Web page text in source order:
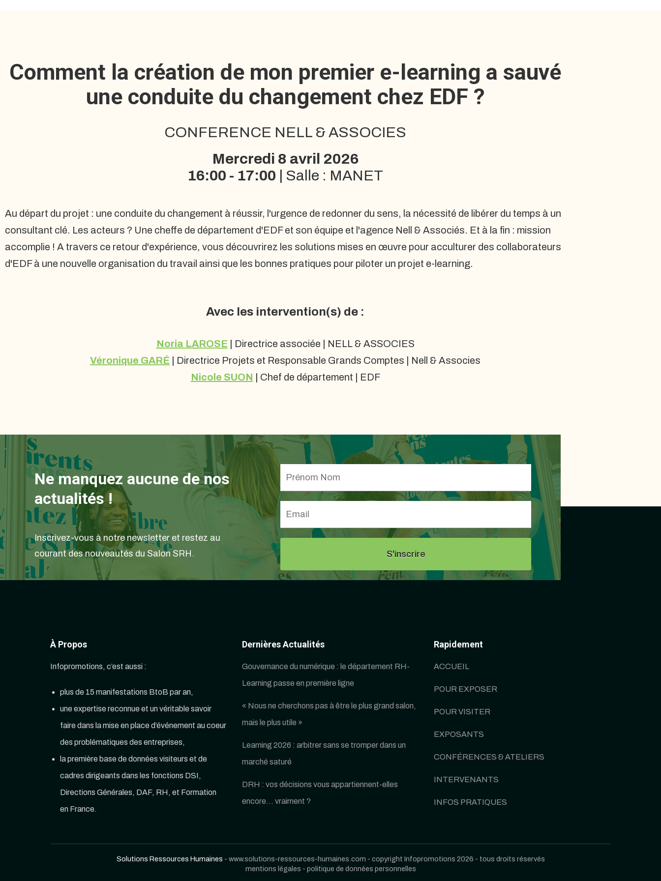
Comment la création de mon premier e-learning a sauvé
une conduite du changement chez EDF ?
CONFERENCE NELL & ASSOCIES
Mercredi 8 avril 2026
16:00 - 17:00 | Salle : MANET
Au départ du projet : une conduite du changement à réussir, l'urgence de redonner du sens, la nécessité de libérer du temps à un
consultant clé. Les acteurs ? Une cheffe de département d'EDF et son équipe et l'agence Nell & Associés. Et à la fin : mission
accomplie ! A travers ce retour d'expérience, vous découvrirez les solutions mises en œuvre pour acculturer des collaborateurs
d'EDF à une nouvelle organisation du travail ainsi que les bonnes pratiques pour piloter un projet e-learning.
Avec les intervention(s) de :
Noria LAROSE | Directrice associée | NELL & ASSOCIES
Véronique GARÉ | Directrice Projets et Responsable Grands Comptes | Nell & Associes
Nicole SUON | Chef de département | EDF
Ne manquez aucune de nos
actualités !
Inscrivez-vous à notre newsletter et restez au
courant des nouveautés du Salon SRH.
À Propos
Infopromotions, c’est aussi :
plus de 15 manifestations BtoB par an,
une expertise reconnue et un véritable savoir
faire dans la mise en place d’événement au coeur
des problématiques des entreprises,
la première base de données visiteurs et de
cadres dirigeants dans les fonctions DSI,
Directions Générales, DAF, RH, et Formation
en France.
Dernières Actualités
Gouvernance du numérique : le département RH-
Learning passe en première ligne
« Nous ne cherchons pas à être le plus grand salon,
mais le plus utile »
Learning 2026 : arbitrer sans se tromper dans un
marché saturé
DRH : vos décisions vous appartiennent-elles
encore… vraiment ?
Rapidement
ACCUEIL
POUR EXPOSER
POUR VISITER
EXPOSANTS
CONFÉRENCES & ATELIERS
INTERVENANTS
INFOS PRATIQUES
Solutions Ressources Humaines - www.solutions-ressources-humaines.com - copyright Infopromotions 2026 - tous droits réservés
mentions légales - politique de données personnelles